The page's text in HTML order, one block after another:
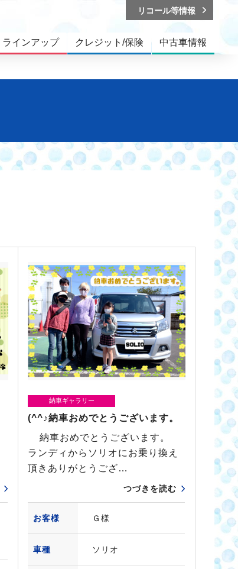
ラインアップ クレジット/保険 中古車情報
リコール等情報
納車ギャラリー
(^^♪納車おめでとうございます。
納車おめでとうございます。
ランディからソリオにお乗り換え
頂きありがとうござ…
つづきを読む
お客様 Ｇ様
車種 ソリオ